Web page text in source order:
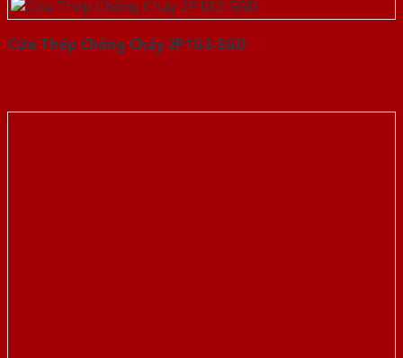
Cửa Thép Chống Cháy 2P1G2-SGD